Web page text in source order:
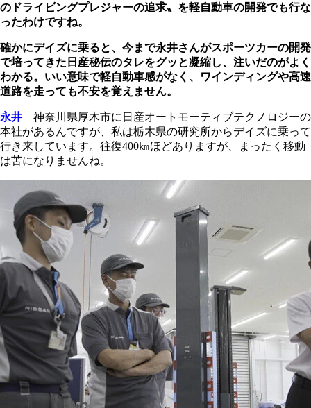
のドライビングプレジャーの追求〟を軽自動車の開発でも行な
ったわけですね。
確かにデイズに乗ると、今まで永井さんがスポーツカーの開発
で培ってきた日産秘伝のタレをグッと凝縮し、注いだのがよく
わかる。いい意味で軽自動車感がなく、ワインディングや高速
道路を走っても不安を覚えません。
永井 神奈川県厚木市に日産オートモーティブテクノロジーの
本社があるんですが、私は栃木県の研究所からデイズに乗って
行き来しています。往復400㎞ほどありますが、まったく移動
は苦になりませんね。